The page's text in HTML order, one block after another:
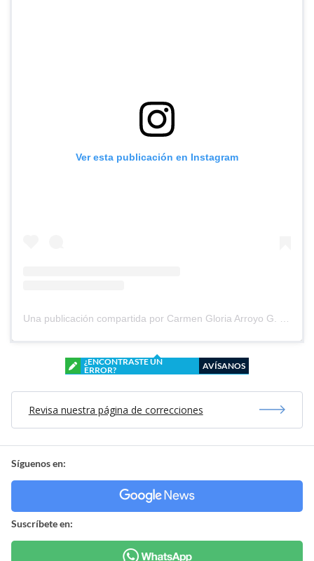
Ver esta publicación en Instagram
¿ENCONTRASTE UN
ERROR?
AVÍSANOS
Revisa nuestra página de correcciones
Síguenos en:
Suscríbete en: